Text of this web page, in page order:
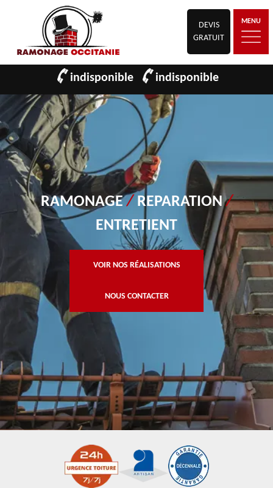
DEVIS
GRATUIT
MENU
indisponible indisponible
RAMONAGE/ REPARATION/
ENTRETIENT
VOIR NOS RÉALISATIONS
NOUS CONTACTER